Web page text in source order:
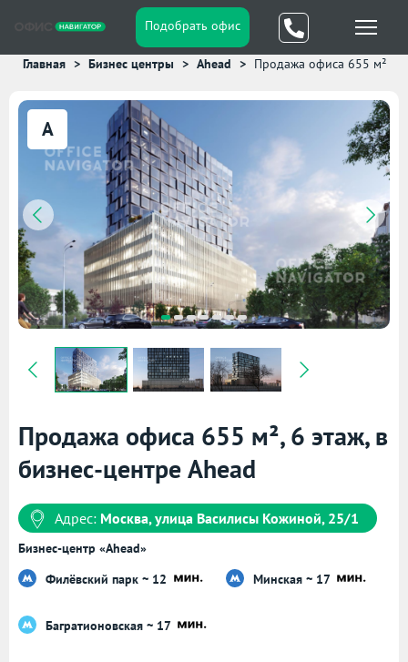
Подобрать офис
Главная Бизнес центры Ahead Продажа офиса 655 м²
A
Продажа офиса 655 м², 6 этаж, в
бизнес-центре Ahead
Адрес: Москва, улица Василисы Кожиной, 25/1
Бизнес-центр «Ahead»
Филёвский парк ~ 12
Минская ~ 17
Багратионовская ~ 17